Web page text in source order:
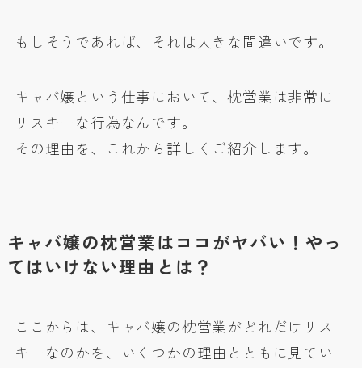
もしそうであれば、それは大きな間違いです。
キャバ嬢という仕事において、枕営業は非常に
リスキーな行為なんです。
その理由を、これから詳しくご紹介します。
キャバ嬢の枕営業はココがヤバい！やっ
てはいけない理由とは？
ここからは、キャバ嬢の枕営業がどれだけリス
キーなのかを、いくつかの理由とともに見てい